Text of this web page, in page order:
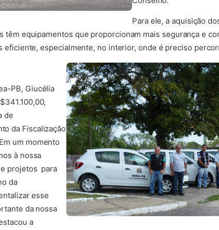
Para ele, a aquisição
têm equipamentos que proporcionam mais segurança e
eficiente, especialmente, no interior, onde é preciso
PB, Giucélia
de
da Fiscalização
um momento
à nossa
projetos para
da
esse
da nossa
a